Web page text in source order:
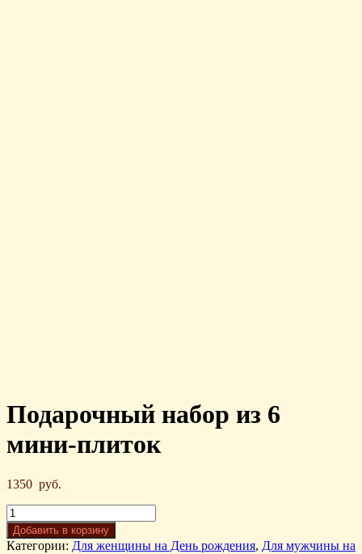
Подарочный набор из 6
мини-плиток
1350 руб.
Добавить в корзину
Категории: Для женщины на День рождения, Для мужчины на